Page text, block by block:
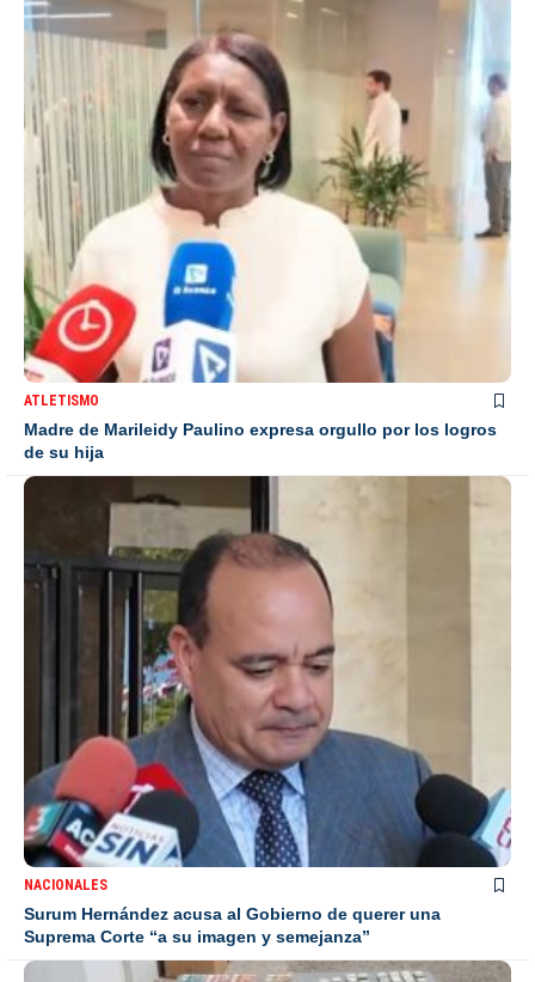
ATLETISMO
Madre de Marileidy Paulino expresa orgullo por los logros
de su hija
NACIONALES
Surum Hernández acusa al Gobierno de querer una
Suprema Corte “a su imagen y semejanza”